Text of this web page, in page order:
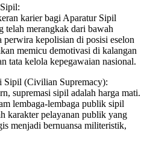
karier bagi Aparatur Sipil
telah merangkak dari bawah
kepolisian di posisi eselon
memicu demotivasi di kalangan
tata kelola kepegawaian nasional.
Sipil (Civilian Supremacy):
supremasi sipil adalah harga mati.
lembaga-lembaga publik sipil
karakter pelayanan publik yang
menjadi bernuansa militeristik,